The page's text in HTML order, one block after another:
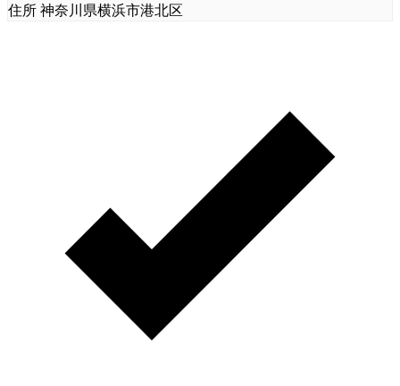
住所 神奈川県横浜市港北区